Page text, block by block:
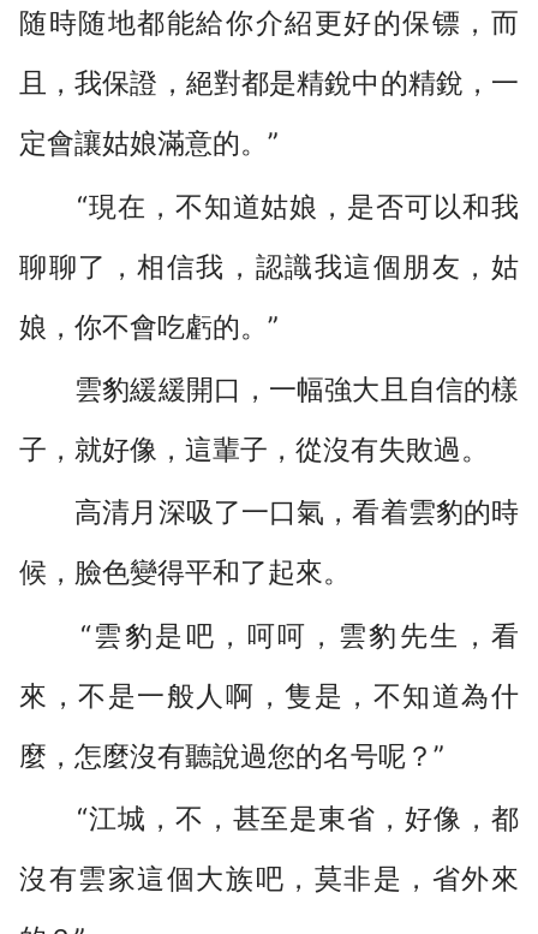
随時随地都能給你介紹更好的保镖，而
且，我保證，絕對都是精銳中的精銳，一
定會讓姑娘滿意的。”
“現在，不知道姑娘，是否可以和我
聊聊了，相信我，認識我這個朋友，姑
娘，你不會吃虧的。”
雲豹緩緩開口，一幅強大且自信的樣
子，就好像，這輩子，從沒有失敗過。
高清月深吸了一口氣，看着雲豹的時
候，臉色變得平和了起來。
“雲豹是吧，呵呵，雲豹先生，看
來，不是一般人啊，隻是，不知道為什
麼，怎麼沒有聽說過您的名号呢？”
“江城，不，甚至是東省，好像，都
沒有雲家這個大族吧，莫非是，省外來